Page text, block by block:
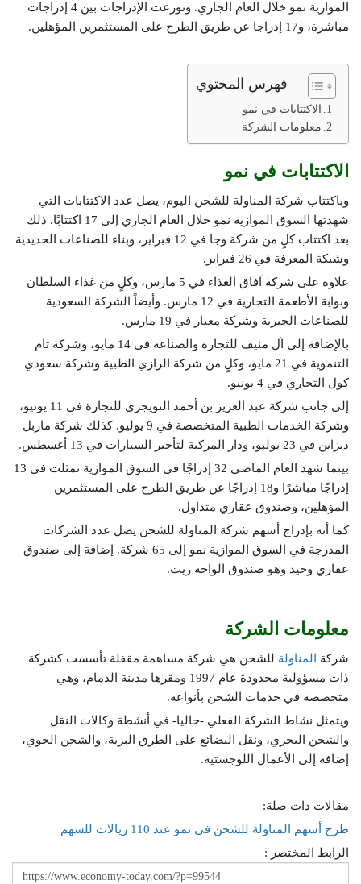
الموازية نمو خلال العام الجاري. وتوزعت الإدراجات بين 4 إدراجات
مباشرة، و17 إدراجا عن طريق الطرح على المستثمرين المؤهلين.
فهرس المحتوي
الاكتتابات في نمو
معلومات الشركة
الاكتتابات في نمو
وباكتتاب شركة المناولة للشحن اليوم، يصل عدد الاكتتابات التي
شهدتها السوق الموازية نمو خلال العام الجاري إلى 17 اكتتابًا. ذلك
بعد اكتتاب كلٍ من شركة وجا في 12 فبراير، وبناء للصناعات الحديدية
وشبكة المعرفة في 26 فبراير.
علاوة على شركة آفاق الغذاء في 5 مارس، وكلٍ من غذاء السلطان
وبوابة الأطعمة التجارية في 12 مارس. وأيضاً الشركة السعودية
للصناعات الجيرية وشركة معيار في 19 مارس.
بالإضافة إلى آل منيف للتجارة والصناعة في 14 مايو، وشركة تام
التنموية في 21 مايو، وكلٍ من شركة الرازي الطبية وشركة سعودي
كول التجاري في 4 يونيو.
إلى جانب شركة عبد العزيز بن أحمد التويجري للتجارة في 11 يونيو،
وشركة الخدمات الطبية المتخصصة في 9 يوليو. كذلك شركة ماربل
ديزاين في 23 يوليو، ودار المركبة لتأجير السيارات في 13 أغسطس.
بينما شهد العام الماضي 32 إدراجًا في السوق الموازية تمثلت في 13
إدراجًا مباشرًا و18 إدراجًا عن طريق الطرح على المستثمرين
المؤهلين، وصندوق عقاري متداول.
كما أنه بإدراج أسهم شركة المناولة للشحن يصل عدد الشركات
المدرجة في السوق الموازية نمو إلى 65 شركة. إضافة إلى صندوق
عقاري وحيد وهو صندوق الواحة ريت.
معلومات الشركة
شركة المناولة للشحن هي شركة مساهمة مقفلة تأسست كشركة
ذات مسؤولية محدودة عام 1997 ومقرها مدينة الدمام، وهي
متخصصة في خدمات الشحن بأنواعه.
ويتمثل نشاط الشركة الفعلي -حاليا- في أنشطة وكالات النقل
والشحن البحري، ونقل البضائع على الطرق البرية، والشحن الجوي،
إضافة إلى الأعمال اللوجستية.
مقالات ذات صلة:
طرح أسهم المناولة للشحن في نمو عند 110 ريالات للسهم
الرابط المختصر :